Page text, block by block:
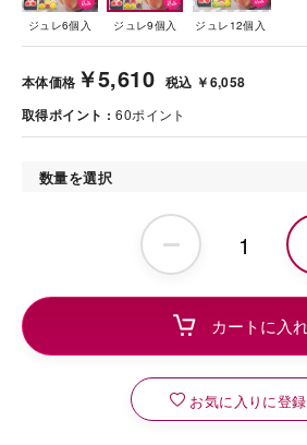
ジュレ6個入 ジュレ9個入 ジュレ12個入
本体価格 ￥5,610 税込 ￥6,058
取得ポイント
60ポイント
数量を選択
お気に入りに登録